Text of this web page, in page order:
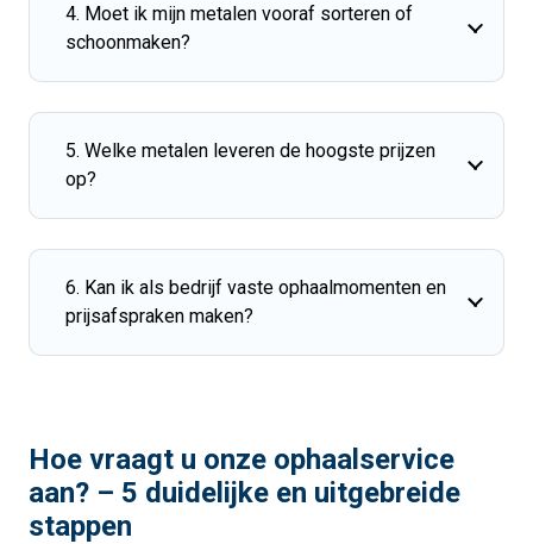
4. Moet ik mijn metalen vooraf sorteren of
schoonmaken?
5. Welke metalen leveren de hoogste prijzen
op?
6. Kan ik als bedrijf vaste ophaalmomenten en
prijsafspraken maken?
Hoe vraagt u onze ophaalservice
aan? – 5 duidelijke en uitgebreide
stappen